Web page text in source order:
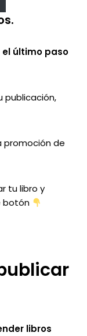
último paso
publicación,
promoción de
tu libro y
botón
libros